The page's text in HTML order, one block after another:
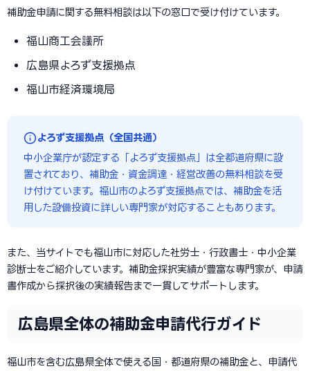
補助金申請に関する無料相談は以下の窓口で受け付けています。
福山商工会議所
広島県よろず支援拠点
福山市経済環境局
よろず支援拠点（全国共通）
中小企業庁が認定する「よろず支援拠点」は全都道府県に設
置されており、補助金・資金調達・経営改善の無料相談を受
け付けています。福山市のよろず支援拠点では、補助金を活
用した設備投資に詳しい専門家が対応することもあります。
また、当サイトでも福山市に対応した社労士・行政書士・中小企業
診断士をご紹介しています。補助金採択実績が豊富な専門家が、申請
書作成から採択後の実績報告まで一貫してサポートします。
広島県全体の補助金申請代行ガイド
福山市を含む広島県全体で使える国・都道府県の補助金と、申請代